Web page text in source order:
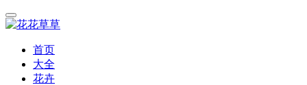
首页
大全
花卉